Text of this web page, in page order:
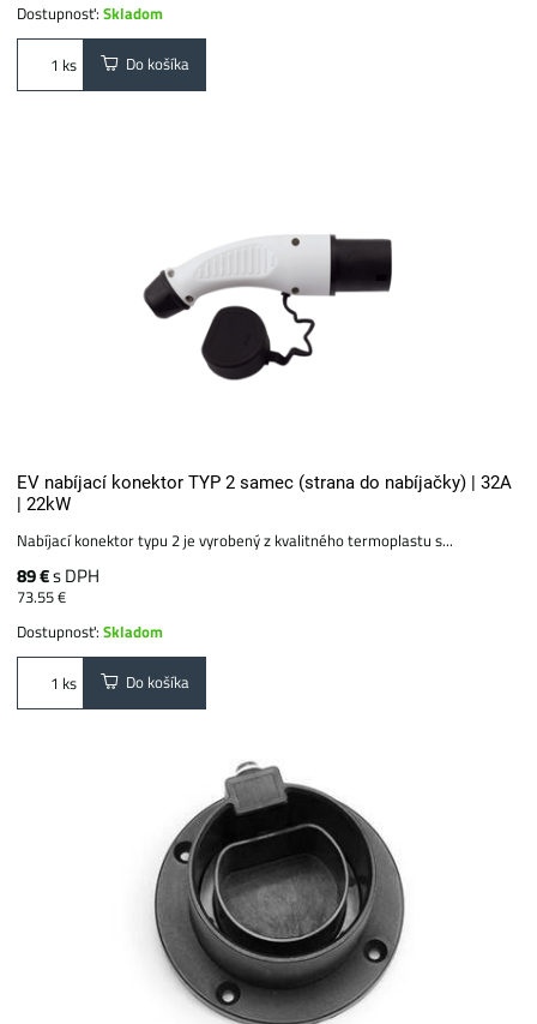
Dostupnosť:Skladom
ks Do košíka
EV nabíjací konektor TYP 2 samec (strana do nabíjačky) | 32A
| 22kW
Nabíjací konektor typu 2 je vyrobený z kvalitného termoplastu s...
89 €s DPH
73.55 €
Dostupnosť:Skladom
ks Do košíka